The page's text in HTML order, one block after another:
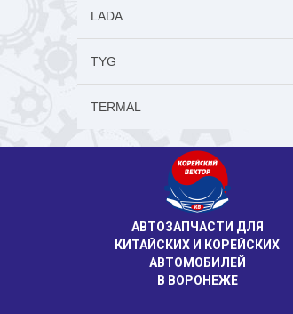
LADA
TYG
TERMAL
АВТОЗАПЧАСТИ ДЛЯ
КИТАЙСКИХ И КОРЕЙСКИХ
АВТОМОБИЛЕЙ
В ВОРОНЕЖЕ